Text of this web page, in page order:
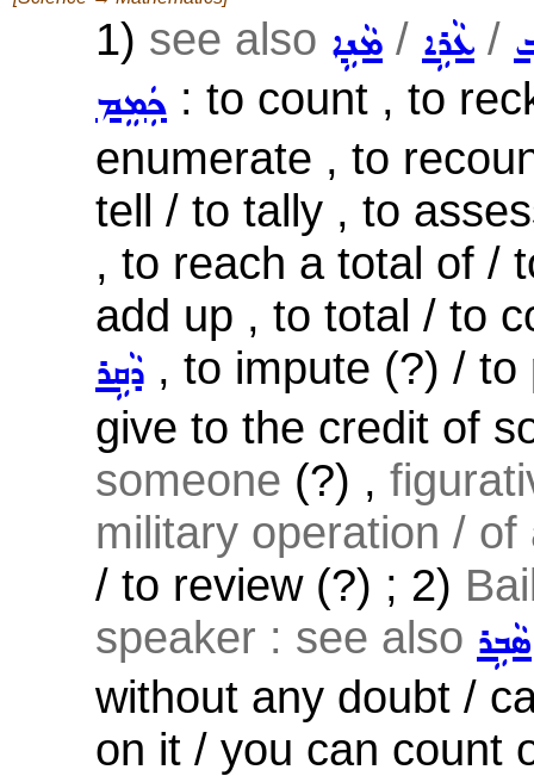
1) see also ܡܵܢܹܐ / ܥܵܪܹܐ /
ܟܲܡܸܡ : to count , to
enumerate , to
tell / to tally , to
, to reach a total of /
add up , to total / to
ܕܵܩܹܪ , to impute (?) /
give to the credit of
someone (?) ,
military operation /
/ to review (?) ; 2)
speaker : see also ܣܵܒܹܪ
without any doubt /
on it / you can count